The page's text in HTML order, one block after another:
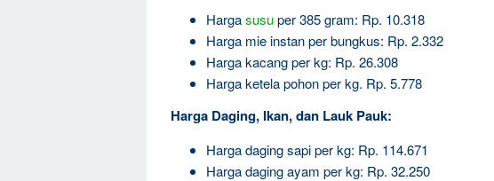
Hargasusuper 385 gram: Rp. 10.318
Harga mie instan per bungkus: Rp. 2.332
Harga kacang per kg: Rp. 26.308
Harga ketela pohon per kg. Rp. 5.778
Harga Daging, Ikan, dan Lauk Pauk:
Harga daging sapi per kg: Rp. 114.671
Harga daging ayam per kg: Rp. 32.250